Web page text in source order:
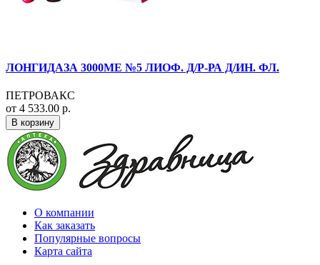
ЛОНГИДАЗА 3000МЕ №5 ЛИОФ. Д/Р-РА Д/ИН. ФЛ.
ПЕТРОВАКС
от 4 533.00 р.
В корзину
О компании
Как заказать
Популярные вопросы
Карта сайта